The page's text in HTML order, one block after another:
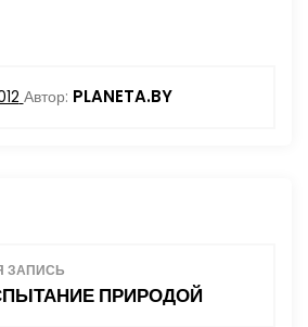
Автор: PLANETA.BY
ЗАПИСЬ
ПРИРОДОЙ